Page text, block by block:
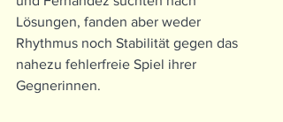
Lösungen, fanden aber weder
Rhythmus noch Stabilität gegen das
nahezu fehlerfreie Spiel ihrer
Gegnerinnen.